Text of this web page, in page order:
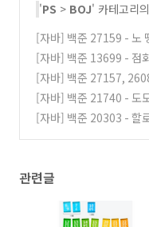
'PS > BOJ' 카테고리
[자바] 백준 27159 - 노
[자바] 백준 13699 - 점
[자바] 백준 27157,
와 GGANALi (java) (2)
[자바] 백준 21740 - 도
[자바] 백준 20303 - 할
관련글